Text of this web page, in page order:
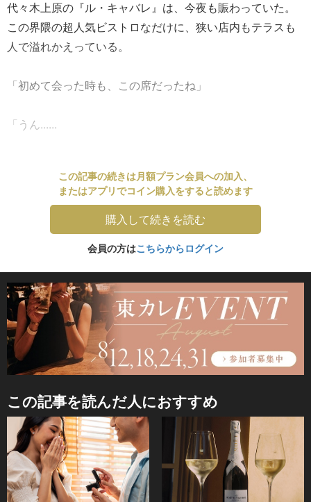
代々木上原の『ル・キャバレ』は、今夜も賑わっていた。
この界隈の超人気ビストロなだけに、狭い店内もテラスも
人で溢れかえっている。
「初めて会った時も、この席だったね」
「うん......
この記事の続きは月額プラン会員への加入、
またはアプリでコイン購入をすると読めます
購入して続きを読む
会員の方はこちらからログイン
この記事を読んだ人におすすめ